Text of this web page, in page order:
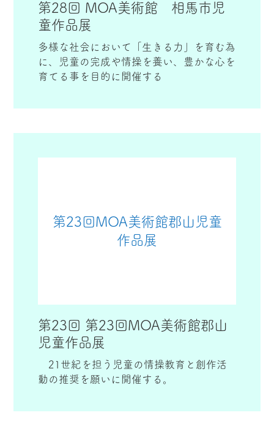
第28回 MOA美術館 相馬市児
童作品展
多様な社会において「生きる力」を育む為
に、児童の完成や情操を養い、豊かな心を
育てる事を目的に開催する
第23回MOA美術館郡山児童
作品展
第23回 第23回MOA美術館郡山
児童作品展
21世紀を担う児童の情操教育と創作活
動の推奨を願いに開催する。